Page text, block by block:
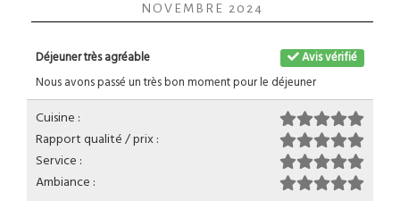
NOVEMBRE 2024
Avis vérifié
Déjeuner très agréable
Nous avons passé un très bon moment pour le déjeuner
Cuisine :
Rapport qualité / prix :
Service :
Ambiance :